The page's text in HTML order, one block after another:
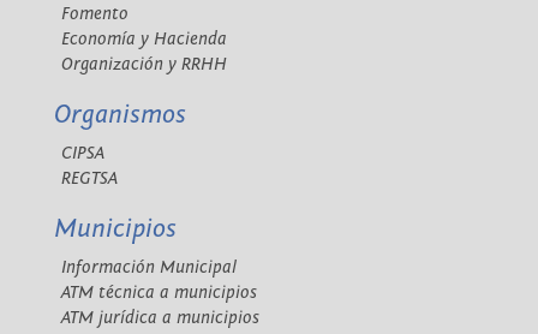
Fomento
Economía y Hacienda
Organización y RRHH
Organismos
CIPSA
REGTSA
Municipios
Información Municipal
ATM técnica a municipios
ATM jurídica a municipios